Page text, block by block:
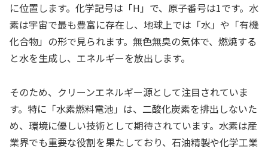
に位置します。化学記号は「H」で、原子番号は1です。水
素は宇宙で最も豊富に存在し、地球上では「水」や「有機
化合物」の形で見られます。無色無臭の気体で、燃焼する
と水を生成し、エネルギーを放出します。
そのため、クリーンエネルギー源として注目されていま
す。特に「水素燃料電池」は、二酸化炭素を排出しないた
め、環境に優しい技術として期待されています。水素は産
業界でも重要な役割を果たしており、石油精製や化学工業